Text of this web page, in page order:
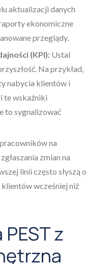
aktualizacji danych
ekonomiczne
przeglądy.
(KPI): Ustal
Na przykład,
nabycia klientów i
te wskaźniki
to sygnalizować
na
zmian na
linii często słyszą o
wcześniej niż
z